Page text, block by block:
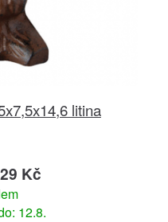
litina
Kč
12.8.